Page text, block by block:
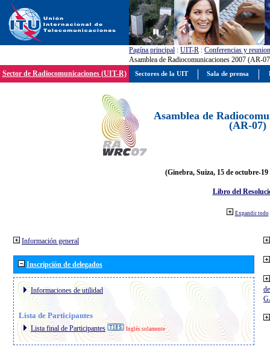
Pagína principal : UIT-R : Conferencias y
Asamblea de Radiocomunicaciones 2007 (AR-
Sector de Radiocomunicaciones (UIT-R)
Asamblea de
(AR-07)
(Ginebra, Suiza, 15 de octubre-19
Libro del
Expandir todo
Información general
Inscripción de delegados
Informaciones de utilidad
Lista de Participantes
Lista final de Participantes Inglés solamente
Sectores de la UIT Sala de prensa